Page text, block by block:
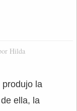
Hilda
produjo la
ella, la